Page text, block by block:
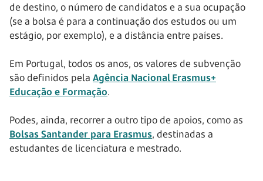
de destino, o número de candidatos e a sua ocupação
(se a bolsa é para a continuação dos estudos ou um
estágio, por exemplo), e a distância entre países.
Em Portugal, todos os anos, os valores de subvenção
são definidos pela Agência Nacional Erasmus+
Educação e Formação.
Podes, ainda, recorrer a outro tipo de apoios, como as
Bolsas Santander para Erasmus, destinadas a
estudantes de licenciatura e mestrado.